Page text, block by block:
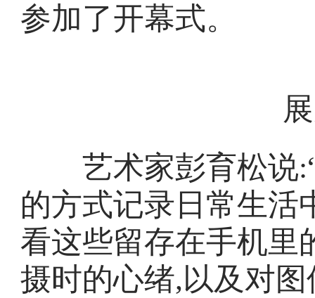
参加了开幕式。
艺术家彭育松说:“
的方式记录日常生活
看这些留存在手机里
摄时的心绪,以及对